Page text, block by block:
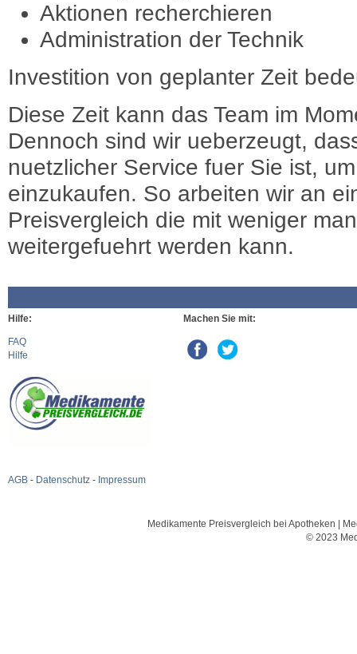
Aktionen recherchieren
Administration der Technik
Investition von geplanter Zeit
Diese Zeit kann das Team im
Dennoch sind wir ueberzeugt,
nuetzlicher Service fuer Sie ist,
einzukaufen. So arbeiten wir an
Preisvergleich die mit weniger
weitergefuehrt werden kann.
Hilfe:
FAQ
Hilfe
AGB - Datenschutz - Impressum
Machen Sie mit:
Medikamente Preisvergleich bei Apotheken |
© 2023